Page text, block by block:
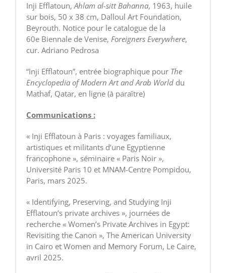
Inji Efflatoun,Ahlam al-sitt Bahanna, 1963, huile
sur bois, 50 x 38 cm, Dalloul Art Foundation,
Beyrouth. Notice pour le catalogue de la
60e Biennale de Venise, Foreigners Everywhere,
cur. Adriano Pedrosa
“Inji Efflatoun”, entrée biographique pour The
Encyclopedia of Modern Art and Arab World du
Mathaf, Qatar, en ligne (à paraître)
Communications :
« Inji Efflatoun à Paris : voyages familiaux,
artistiques et militants d’une Egyptienne
francophone », séminaire « Paris Noir »,
Université Paris 10 et MNAM-Centre Pompidou,
Paris, mars 2025.
« Identifying, Preserving, and Studying Inji
Efflatoun’s private archives », journées de
recherche « Women’s Private Archives in Egypt:
Revisiting the Canon », The American University
in Cairo et Women and Memory Forum, Le Caire,
avril 2025.